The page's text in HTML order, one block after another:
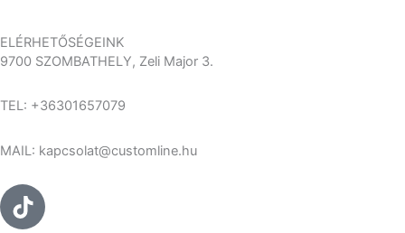
ELÉRHETŐSÉGEINK
9700 SZOMBATHELY, Zeli Major 3.
TEL: +36301657079
MAIL: kapcsolat@customline.hu
Tiktok
Facebook
Instagram
Youtube